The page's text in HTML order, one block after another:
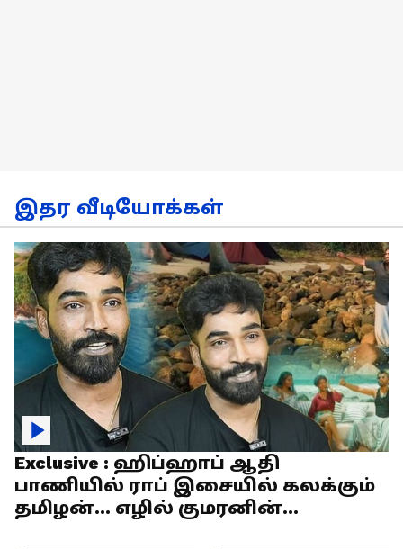
இதர வீடியோக்கள்
Exclusive : ஹிப்ஹாப் ஆதி
பாணியில் ராப் இசையில் கலக்கும்
தமிழன்... எழில் குமரனின்